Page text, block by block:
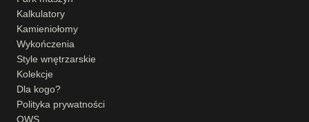
Kalkulatory
Kamieniołomy
Wykończenia
Style wnętrzarskie
Kolekcje
Dla kogo?
Polityka prywatności
OWS